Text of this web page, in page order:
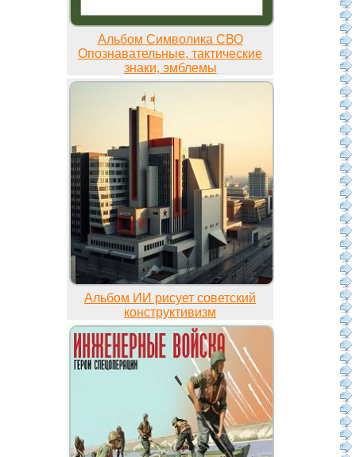
Альбом Символика СВО
Опознавательные, тактические
знаки, эмблемы
Альбом ИИ рисует советский
конструктивизм